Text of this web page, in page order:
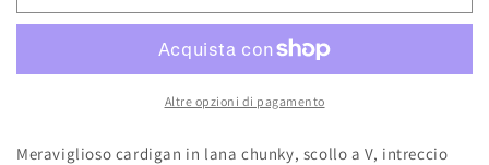
Altre opzioni di pagamento
Meraviglioso cardigan in lana chunky, scollo a V, intreccio